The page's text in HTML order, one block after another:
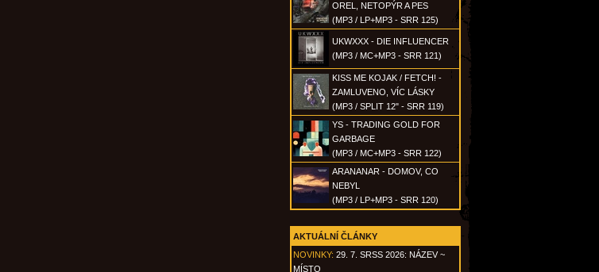
OREL, NETOPÝR A PES
(MP3 / LP+MP3 - SRR 125)
UKWXXX - DIE INFLUENCER
(MP3 / MC+MP3 - SRR 121)
KISS ME KOJAK / FETCH! -
ZAMLUVENO, VÍC LÁSKY
(MP3 / SPLIT 12" - SRR 119)
YS - TRADING GOLD FOR
GARBAGE
(MP3 / MC+MP3 - SRR 122)
ARANANAR - DOMOV, CO
NEBYL
(MP3 / LP+MP3 - SRR 120)
AKTUÁLNÍ ČLÁNKY
NOVINKY: 29. 7. SRSS 2026: NÁZEV ~
MÍSTO